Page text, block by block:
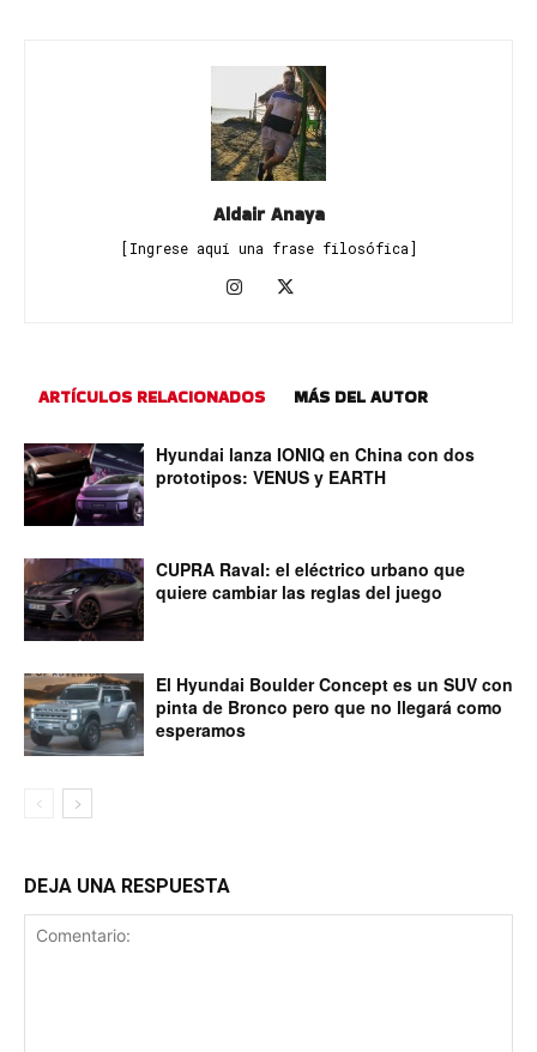
Aldair Anaya
[Ingrese aquí una frase filosófica]
ARTÍCULOS RELACIONADOS MÁS DEL AUTOR
Hyundai lanza IONIQ en China con dos
prototipos: VENUS y EARTH
CUPRA Raval: el eléctrico urbano que
quiere cambiar las reglas del juego
El Hyundai Boulder Concept es un SUV con
pinta de Bronco pero que no llegará como
esperamos
DEJA UNA RESPUESTA